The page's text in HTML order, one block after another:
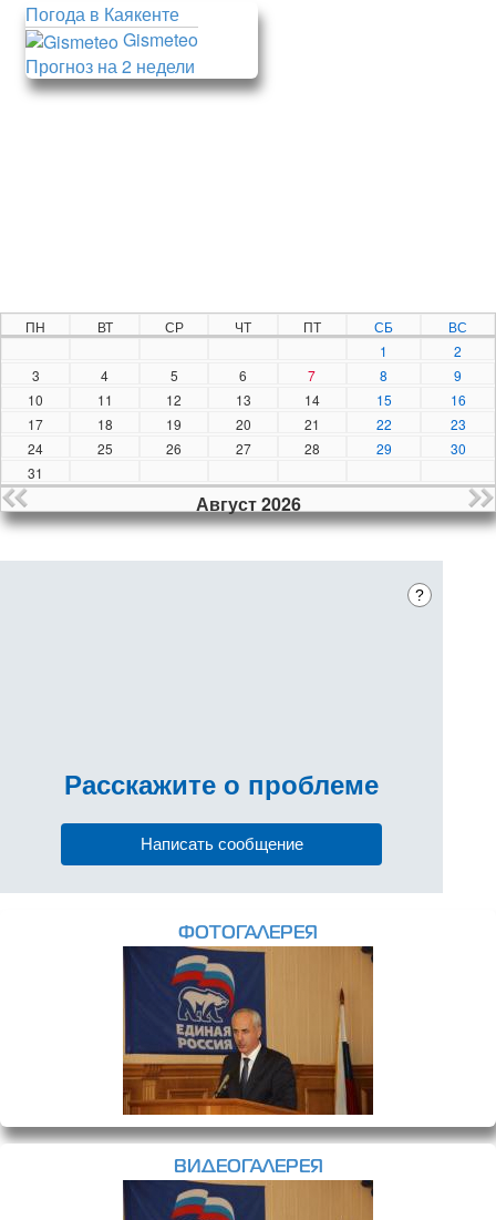
Погода в Каякенте
Gismeteo
Прогноз на 2 недели
ПН ВТ СР ЧТ ПТ СБ
ВС
1
2
3
4 5 6 7 8
9
10
11 12 13 14 15
16
17
18 19 20 21 22
23
24
25 26 27 28 29
30
31
Август 2026
?
Расскажите о проблеме
Написать сообщение
ФОТОГАЛЕРЕЯ
ВИДЕОГАЛЕРЕЯ